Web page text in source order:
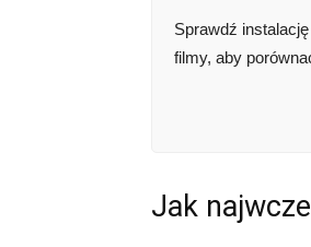
Sprawdź
filmy, aby
Jak